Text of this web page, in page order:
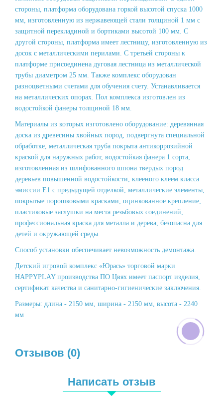
стороны, платформа оборудована горкой высотой спуска 1000
мм, изготовленную из нержавеющей стали толщиной 1 мм с
защитной перекладиной и бортиками высотой 100 мм. С
другой стороны, платформа имеет лестницу, изготовленную из
досок с металлическими перилами. С третьей стороны к
платформе присоединена дуговая лестница из металлической
трубы диаметром 25 мм. Также комплекс оборудован
разноцветными счетами для обучения счету. Устанавливается
на металлических опорах. Пол комплекса изготовлен ​​из
водостойкой фанеры толщиной 18 мм.
Материалы из которых изготовлено оборудование: деревянная
доска из древесины хвойных пород, подвергнута специальной
обработке, металлическая труба покрыта антикоррозийной
краской для наружных работ, водостойкая фанера 1 сорта,
изготовленная из шлифованного шпона твердых пород
деревьев повышенной водостойкости, клееного клеем класса
эмиссии Е1 с предыдущей отделкой, металлические элементы,
покрытые порошковыми красками, оцинкованное крепление,
пластиковые заглушки на места резьбовых соединений,
профессиональная краска для металла и дерева, безопасна для
детей и окружающей среды.
Способ установки обеспечивает невозможность демонтажа.
Детский игровой комплекс «Юрась» торговой марки
HAPPYPLAY производства ПО Цвях имеет паспорт изделия,
сертификат качества и санитарно-гигиенические заключения.
Размеры: длина - 2150 мм, ширина - 2150 мм, высота - 2240
мм
Отзывов (0)
Написать отзыв